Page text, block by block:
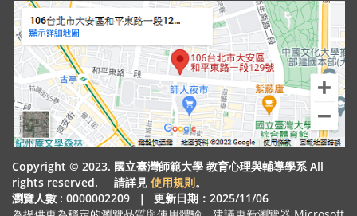
Copyright © 2023. 國立臺灣師範大學 教育心理與輔導學系 All
rights reserved. 請詳見 使用規則。
瀏覽人數 : 0000002209
｜
更新日期：2025/11/06